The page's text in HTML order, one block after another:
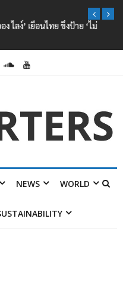
ไลง์’ เยือนไทย ขึงป้าย ‘ไม่
NEWS WORLD